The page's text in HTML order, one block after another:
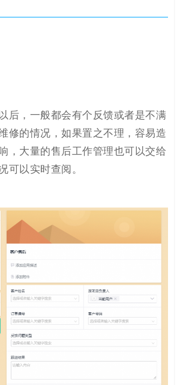
后，一般都会有个反馈或者是不满
修的情况，如果置之不理，容易造
，大量的售后工作管理也可以交给
可以实时查阅。